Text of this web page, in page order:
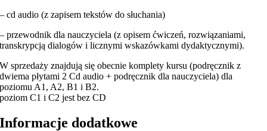
– cd audio (z zapisem tekstów do słuchania)
– przewodnik dla nauczyciela (z opisem ćwiczeń, rozwiązaniami,
transkrypcją dialogów i licznymi wskazówkami dydaktycznymi).
W sprzedaży znajdują się obecnie komplety kursu (podręcznik z
dwiema płytami 2 Cd audio + podręcznik dla nauczyciela) dla
poziomu A1, A2, B1 i B2.
poziom C1 i C2 jest bez CD
Informacje dodatkowe